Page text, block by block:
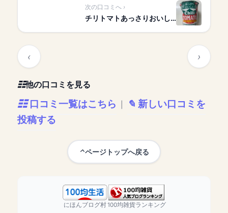
次の口コミへ
チリトマトあっさりおいし…
他の口コミを見る
口コミ一覧はこちら
新しい口コミを
投稿する
ページトップへ戻る
にほんブログ村100均雑貨ランキング